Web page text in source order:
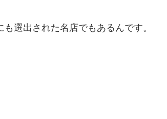
選出された名店でもあるんです。